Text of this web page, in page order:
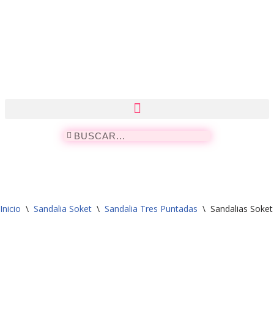
Inicio \ Sandalia Soket \ Sandalia Tres Puntadas \ Sandalias